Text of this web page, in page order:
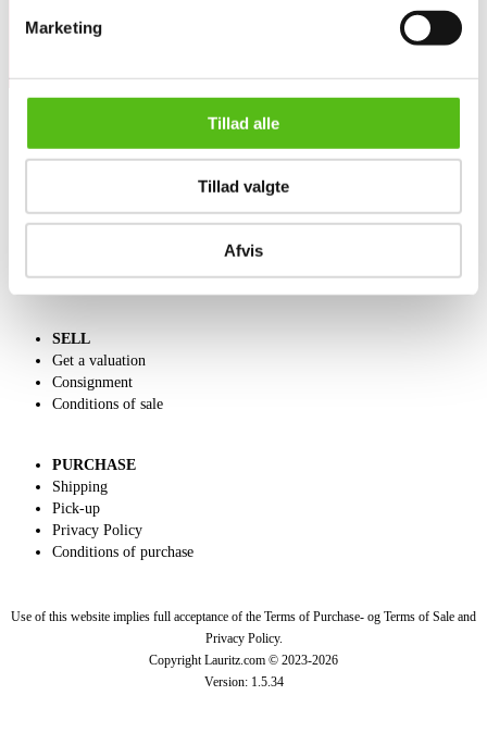
Marketing
Tillad alle
Tillad valgte
Afvis
Contact and Opening Hours
Call us +45 44509800
Dansk forside
SELL
Get a valuation
Consignment
Conditions of sale
PURCHASE
Shipping
Pick-up
Privacy Policy
Conditions of purchase
Use of this website implies full acceptance of the Terms of Purchase- og Terms of Sale and
Privacy Policy.
Copyright Lauritz.com © 2023-2026
Version: 1.5.34